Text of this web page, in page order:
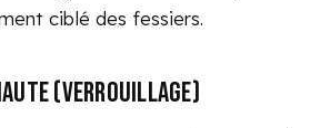
ciblé des fessiers.
(VERROUILLAGE)